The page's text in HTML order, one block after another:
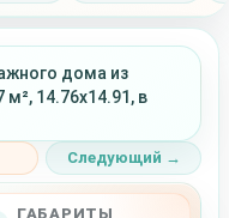
дома из
м², 14.76x14.91, в
Следующий →
ГАБАРИТЫ